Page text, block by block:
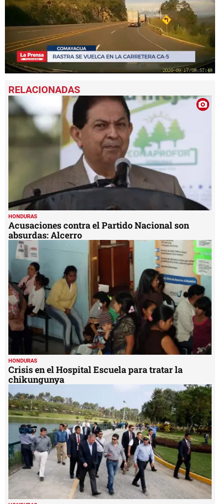
seconds
of
46
seconds
HONDURAS
Acusaciones contra el Partido Nacional son
absurdas: Alcerro
HONDURAS
Crisis en el Hospital Escuela para tratar la
chikungunya